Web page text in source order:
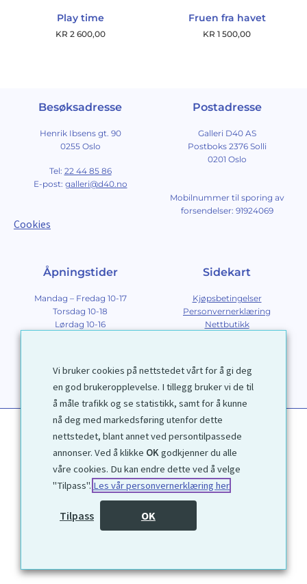
Play time
KR 2 600,00
Fruen fra havet
KR 1 500,00
Besøksadresse
Henrik Ibsens gt. 90
0255 Oslo
Tel: 22 44 85 86
E-post: galleri@d40.no
Cookies
Postadresse
Galleri D40 AS
Postboks 2376 Solli
0201 Oslo
Mobilnummer til sporing av
forsendelser: 91924069
Åpningstider
Mandag – Fredag 10-17
Torsdag 10-18
Lørdag 10-16
Sidekart
Kjøpsbetingelser
Personvernerklæring
Nettbutikk
Kontakt
1972 © Galleri D40 AS
Vi bruker cookies på nettstedet vårt for å gi deg
en god brukeropplevelse. I tillegg bruker vi de til
å måle trafikk og se statistikk, samt for å kunne
nå deg med markedsføring utenfor dette
nettstedet, blant annet ved persontilpassede
annonser. Ved å klikke OKgodkjenner du alle
våre cookies. Du kan endre dette ved å velge
"Tilpass". Les vår personvernerklæring her
Tilpass OK